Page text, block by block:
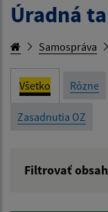
Úradná
Samospráva
Všetko Rôzne
Zasadnutia OZ
Filtrovať obsah